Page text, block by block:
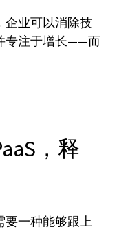
企业可以消除技
专注于增长——而
，释
要一种能够跟上